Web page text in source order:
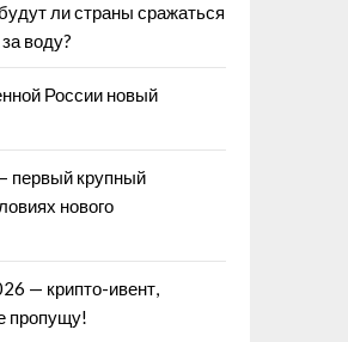
ли страны сражаться
воду?
России новый
первый крупный
нового
— крипто-ивент,
пропущу!